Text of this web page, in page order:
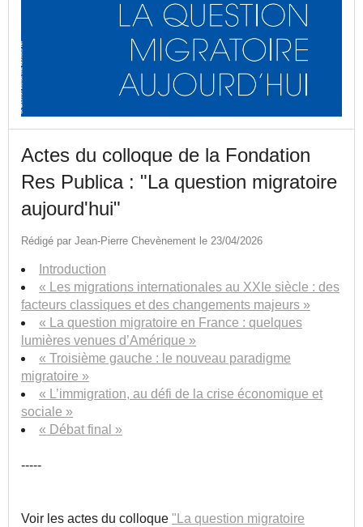
Actes du colloque de la Fondation
Res Publica : "La question migratoire
aujourd'hui"
Rédigé par Jean-Pierre Chevènement le 23/04/2026
Introduction
« Les migrations internationales au XXIe siècle : des
facteurs classiques et des changements majeurs »
« La question migratoire en France : quelques
lumières venues d’Amérique »
« Troisième gauche : le nouveau paradigme
migratoire »
« L’immigration, au défi de la crise économique et
sociale »
« Débat final »
-----
Voir les actes du colloque "La question migratoire